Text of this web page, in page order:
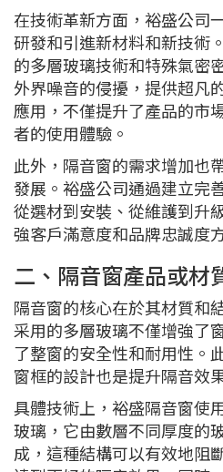
在技術革新方面，裕盛公司
研發和引進新材料和新技術
的多層玻璃技術和特殊氣密
外界噪音的侵擾，提供超凡
應用，不僅提升了產品的市
者的使用體驗。
此外，隔音窗的需求增加也
發展。裕盛公司通過建立完
從選材到安裝、從維護到升
強客戶滿意度和品牌忠誠度
二、隔音窗產品或材
隔音窗的核心在於其材質和
采用的多層玻璃不僅增強了
了整窗的安全性和耐用性。
窗框的設計也是提升隔音效
具體技術上，裕盛隔音窗使
玻璃，它由數層不同厚度的
成，這種結構可以有效地阻